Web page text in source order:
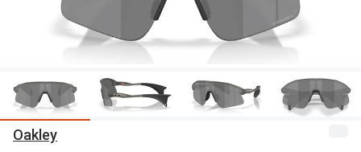
Lesebrillen
Weitere Kategorien
Brillen Sale
Marken
Ray-Ban
Weitere
Oakley